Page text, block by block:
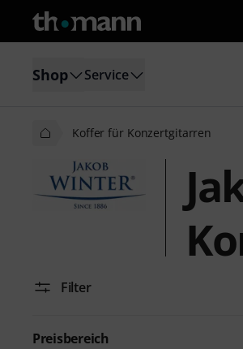
Shop Service
Koffer für Konzertgitarren
Filter
Preisbereich